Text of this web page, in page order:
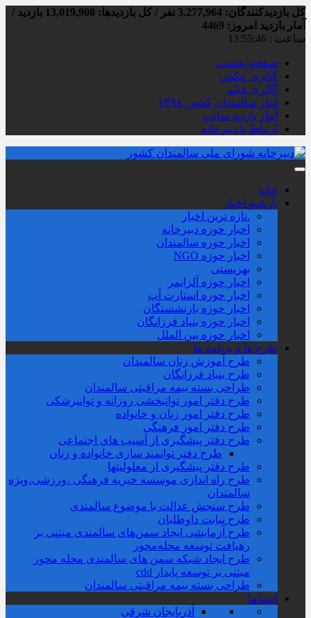
کل بازدیدکنند‌گان: 3,277,964 نفر / کل بازدیدها: 13,019,908 بازدید /
آمار بازدید امروز: 4469
ساعت : 13:55:46
صفحه نخست
گالری عکس
گالری فیلم
آمار سالمندان کشور ۱۳۹۸
آمار بازدید سایت
ارتباط با دبیرخانه
خانه
.آرشیو اخبار
.تازه ترین اخبار
اخبار حوزه دبیرخانه
اخبار حوزه سالمندان
اخبار حوزه NGO
بهزیستی
اخبار حوزه آلزايمر
اخبار حوزه استارت آپ
اخبار حوزه بازنشستگان
اخبار حوزه بنیاد فرزانگان
اخبار حوزه بین الملل
طرح ها و برنامه ها
طرح آموزش زنان سالمندان
طرح بنیاد فرزانگان
طراحی بسته بیمه مراقبتی سالمندان
طرح دفتر امور توانبخشی روزانه و توانپزشکی
طرح دفتر امور زنان و خانواده
طرح دفتر امور فرهنگی
طرح دفتر پیشگیری از آسیب های اجتماعی
طرح دفتر توانمند سازی خانواده و زنان
طرح دفتر پیشگیری از معلولیتها
طرح راه اندازی موسسه خیریه فرهنگی ،ورزشی،ویژه
سالمندان
طرح سنجش عدالت با موضوع سالمندی
طرح نیابت داوطلبان
طرح آزمایشی ایجاد سمن‌های سالمندی مبتنی بر
رهیافت توسعه محله‌‌محور
طرح ایجاد شبکه سمن های سالمندی محله محور
مبتنی بر توسعه پایدار cdd
طراحی بسته بیمه مراقبتی سالمندان
استانها
آذربایجان شرقی